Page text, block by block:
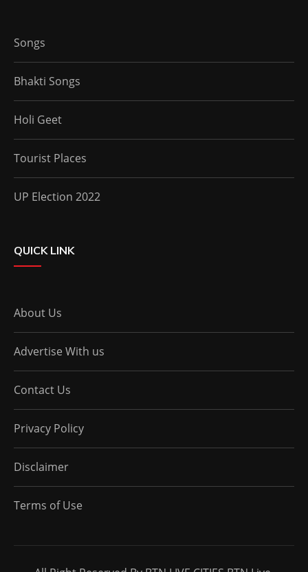
Songs
Bhakti Songs
Holi Geet
Tourist Places
UP Election 2022
QUICK LINK
About Us
Advertise With us
Contact Us
Privacy Policy
Disclaimer
Terms of Use